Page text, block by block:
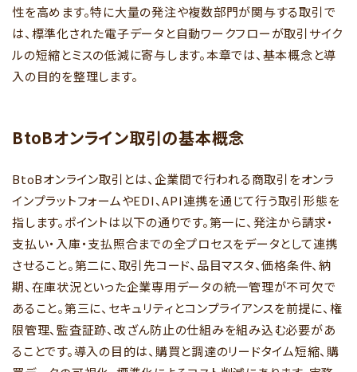
性を高めます。特に大量の発注や複数部門が関与する取引で
は、標準化された電子データと自動ワークフローが取引サイク
ルの短縮とミスの低減に寄与します。本章では、基本概念と導
入の目的を整理します。
BtoBオンライン取引の基本概念
BtoBオンライン取引とは、企業間で行われる商取引をオンラ
インプラットフォームやEDI、API連携を通じて行う取引形態を
指します。ポイントは以下の通りです。第一に、発注から請求・
支払い・入庫・支払照合までの全プロセスをデータとして連携
させること。第二に、取引先コード、品目マスタ、価格条件、納
期、在庫状況といった企業専用データの統一管理が不可欠で
あること。第三に、セキュリティとコンプライアンスを前提に、権
限管理、監査証跡、改ざん防止の仕組みを組み込む必要があ
ることです。導入の目的は、購買と調達のリードタイム短縮、購